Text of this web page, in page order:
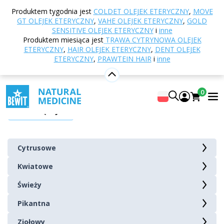
Produktem tygodnia jest COLDET OLEJEK ETERYCZNY, MOVE
GT OLEJEK ETERYCZNY, VAHE OLEJEK ETERYCZNY, GOLD
SENSITIVE OLEJEK ETERYCZNYi inne
Produktem miesiąca jest TRAWA CYTRYNOWA OLEJEK
ETERYCZNY, HAIR OLEJEK ETERYCZNY, DENT OLEJEK
ETERYCZNY, PRAWTEIN HAIRi inne
0
Cytrusowe
Kwiatowe
Świeży
Strona główna
eteryczne
Jednogatunkowe olejki eteryczne
Jednogatunkowe olejki eteryczne
Wzbogać swoje codzienne życie dobroczynnym
działaniem naszych aromatycznych, pojedynczych
olejków eterycznych.
Są to wysoce skoncentrowane, lotne,
innych części roślin.
Ich działanie jest znacznie
naparów ziołowych. W jednej kropli koncentrują
moc
jednego kilograma ziół
więcej.
Pokaż więcej
Cytrusowe
Kwiatowe
Świeży
Pikantna
Ziołowy